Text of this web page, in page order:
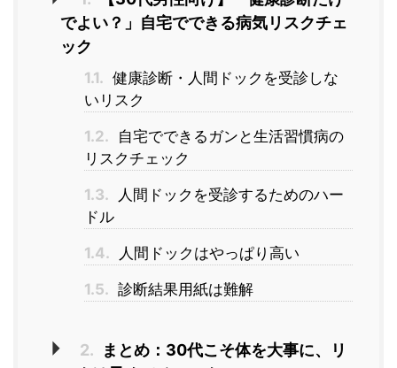
でよい？」自宅でできる病気リスクチェ
ック
1.1. 健康診断・人間ドックを受診しな
いリスク
1.2.
自宅でできるガンと生活習慣病の
リスクチェック
1.3.
人間ドックを受診するためのハー
ドル
1.4. 人間ドックはやっぱり高い
1.5. 診断結果用紙は難解
2.
まとめ：30代こそ体を大事に、リ